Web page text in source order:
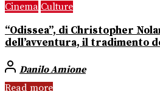
Cinema Culture
“Odissea”, di Christopher
dell’avventura, il tradimento
Danilo Amione
Read more